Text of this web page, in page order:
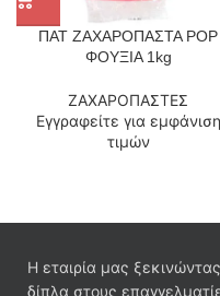
ΠΑΤ ΖΑΧΑΡΟΠΑΣΤΑ POP
ΦΟΥΞΙΑ 1kg
ΖΑΧΑΡΟΠΑΣΤΕΣ
Εγγραφείτε για εμφάνιση
τιμών
Η εταιρία μας
δίπλα στους